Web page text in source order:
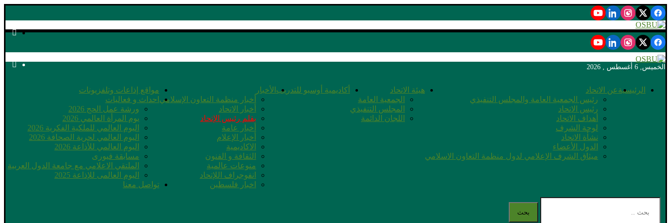
الرئيسيةعن الاتحاد
رئيس الجمعية العامة والمجلس التنفيذي
رئيس الاتحاد
أهداف الاتحاد
لوحة الشرف
نشأة الاتحاد
الدول الأعضاء
ميثاق الشرف الإعلامي لدول منظمة التعاون الاسلامي
هيئة الاتحاد
الجمعية العامة
المجلس التنفيذي
اللجان الدائمة
أكاديمية أوسبو للتدريب الأخبار
أخبار منظمة التعاون الإسلامي
أخبار الاتحاد
بقلم رئيس الإتحاد
أخبار عامة
أخبار الإعلام
الاكاديمية
الثقافة و الفنون
منوعات عالمية
انفوجراف اللإتحاد
اخبار فلسطين
مواقع إذاعات وتلفزيونات
احداث و فعاليات
ورشة عمل الحج 2026
يوم المرأة العالمي 2026
اليوم العالمي للملكية الفكرية 2026
اليوم العالمي لحرية الصحافة 2026
اليوم العالمي للأذاعة 2026
مسابقة فيورى
الملتقي الاعلامي مع جامعة الدول العربية
اليوم العالمى للإذاعة 2025
تواصل معنا
الخميس, 6 أغسطس , 2026
بحث